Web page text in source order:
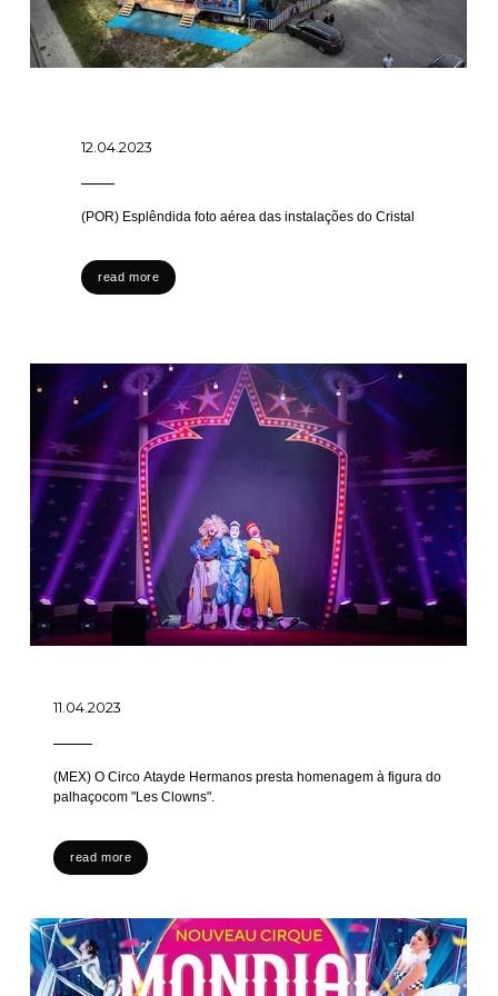
12.04.2023
(POR) Esplêndida foto aérea das instalações do Cristal
read more
11.04.2023
(MEX) O Circo Atayde Hermanos presta homenagem à figura do
palhaçocom "Les Clowns".
read more